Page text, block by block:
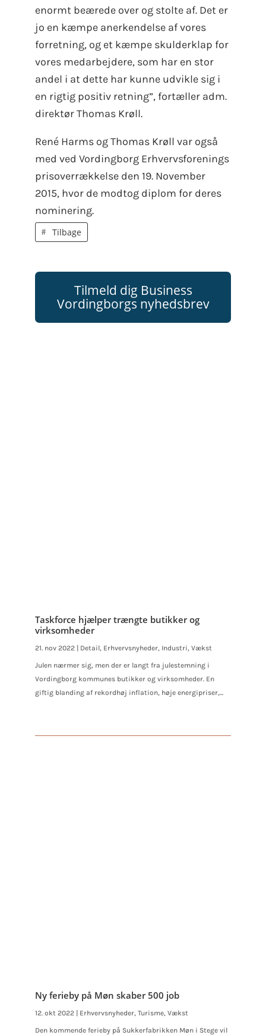
enormt beærede over og stolte af. Det er
jo en kæmpe anerkendelse af vores
forretning, og et kæmpe skulderklap for
vores medarbejdere, som har en stor
andel i at dette har kunne udvikle sig i
en rigtig positiv retning”, fortæller adm.
direktør Thomas Krøll.
René Harms og Thomas Krøll var også
med ved Vordingborg Erhvervsforenings
prisoverrækkelse den 19. November
2015, hvor de modtog diplom for deres
nominering.
Tilbage
Tilmeld dig Business
Vordingborgs nyhedsbrev
Taskforce hjælper trængte butikker og
virksomheder
21. nov 2022 Detail, Erhvervsnyheder, Industri,Vækst
Julen nærmer sig, men der er langt fra julestemning i
Vordingborg kommunes butikker og virksomheder. En
giftig blanding af rekordhøj inflation, høje energipriser,...
Ny ferieby på Møn skaber 500 job
12. okt 2022 | Erhvervsnyheder,Turisme,Vækst
Den kommende ferieby på Sukkerfabrikken Møn i Stege vil